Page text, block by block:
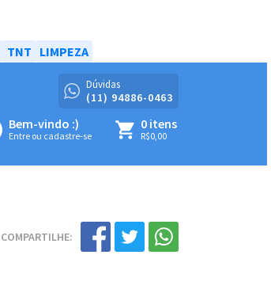
TNT LIMPEZA
Dúvidas
(11) 94886-0463
Bem-vindo :)
Entre ou cadastre-se
0 itens
R$0,00
COMPARTILHE: